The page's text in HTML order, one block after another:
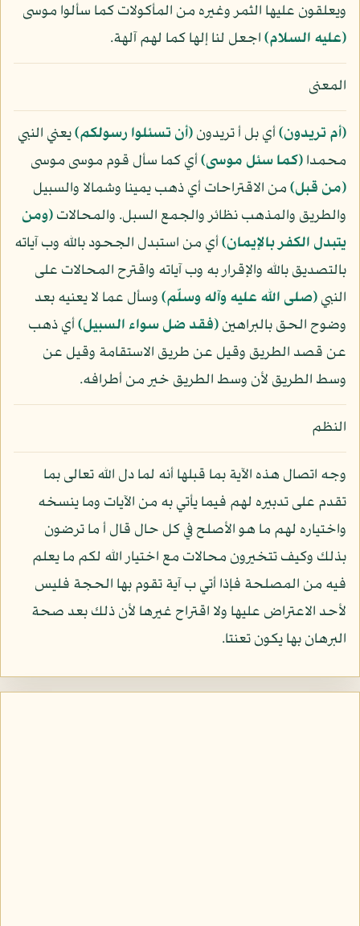
ويعلقون عليها الثمر وغيره من المأكولات كما سألوا موسى
(عليه السلام)اجعل لنا إلها كما لهم آلهة.
المعنى
﴿أم تريدون﴾أي بل أ تريدون﴿أن تسئلوا رسولكم﴾يعني النبي
محمدا﴿كما سئل موسى﴾أي كما سأل قوم موسى موسى
﴿من قبل﴾من الاقتراحات أي ذهب يمينا وشمالا والسبيل
والطريق والمذهب نظائر والجمع السبل. والمحالات﴿ومن
يتبدل الكفر بالإيمان﴾أي من استبدل الجحود بالله وب آياته
بالتصديق بالله والإقرار به وب آياته واقترح المحالات على
النبي(صلى الله عليه وآله وسلّم)وسأل عما لا يعنيه بعد
وضوح الحق بالبراهين﴿فقد ضل سواء السبيل﴾أي ذهب
عن قصد الطريق وقيل عن طريق الاستقامة وقيل عن
وسط الطريق لأن وسط الطريق خير من أطرافه.
النظم
وجه اتصال هذه الآية بما قبلها أنه لما دل الله تعالى بما
تقدم على تدبيره لهم فيما يأتي به من الآيات وما ينسخه
واختياره لهم ما هو الأصلح في كل حال قال أ ما ترضون
بذلك وكيف تتخيرون محالات مع اختيار الله لكم ما يعلم
فيه من المصلحة فإذا أتي ب آية تقوم بها الحجة فليس
لأحد الاعتراض عليها ولا اقتراح غيرها لأن ذلك بعد صحة
البرهان بها يكون تعنتا.